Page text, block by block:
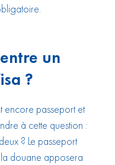
un
?
encore passeport et
à cette question :
? Le passeport
la douane apposera